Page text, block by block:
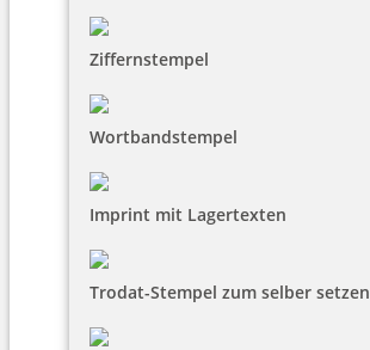
Ziffernstempel
Wortbandstempel
Imprint mit Lagertexten
Trodat-Stempel zum selber setzen